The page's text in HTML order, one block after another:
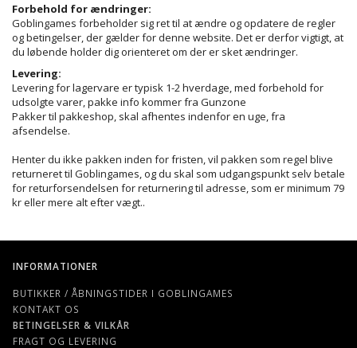
Forbehold for ændringer:
Goblingames forbeholder sig ret til at ændre og opdatere de regler
og betingelser, der gælder for denne website. Det er derfor vigtigt, at
du løbende holder dig orienteret om der er sket ændringer.
Levering:
Levering for lagervare er typisk 1-2 hverdage, med forbehold for
udsolgte varer, pakke info kommer fra Gunzone
Pakker til pakkeshop, skal afhentes indenfor en uge, fra
afsendelse.
Henter du ikke pakken inden for fristen, vil pakken som regel blive
returneret til Goblingames, og du skal som udgangspunkt selv betale
for returforsendelsen for returnering til adresse, som er minimum 79
kr eller mere alt efter vægt..
INFORMATIONER
BUTIKKER / ÅBNINGSTIDER I GOBLINGAMES
KONTAKT OS
BETINGELSER & VILKÅR
FRAGT OG LEVERING